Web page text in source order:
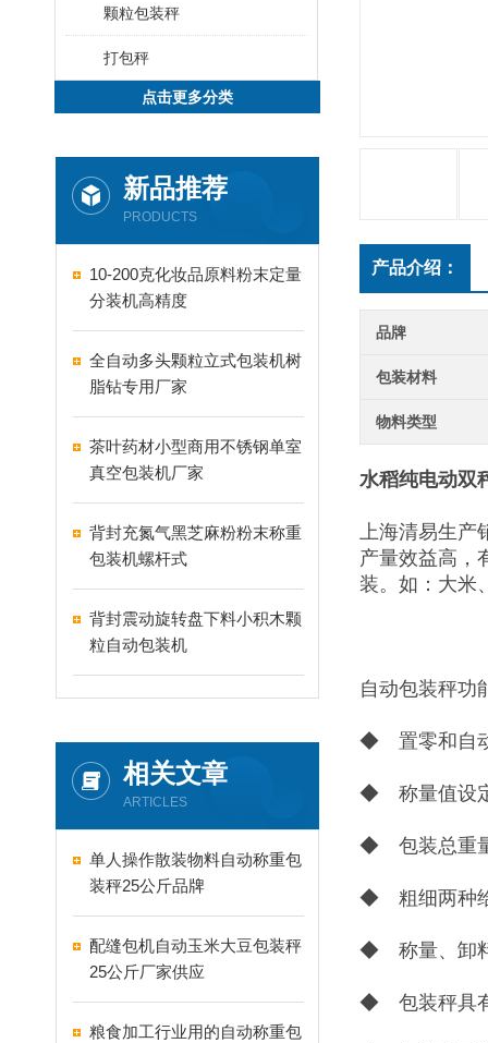
颗粒包装秤
打包秤
点击更多分类
新品推荐
PRODUCTS
10-200克化妆品原料粉末定量
分装机高精度
全自动多头颗粒立式包装机树
脂钻专用厂家
茶叶药材小型商用不锈钢单室
真空包装机厂家
背封充氮气黑芝麻粉粉末称重
包装机螺杆式
背封震动旋转盘下料小积木颗
粒自动包装机
相关文章
ARTICLES
单人操作散装物料自动称重包
装秤25公斤品牌
配缝包机自动玉米大豆包装秤
25公斤厂家供应
粮食加工行业用的自动称重包
产品介绍：
品牌
包装材料
物料类型
水稻纯电动双
上海清易生产
产量效益高，
装。如：大米
自动包装秤功
◆ 置零和自
◆ 称量值设
◆ 包装总重
◆ 粗细两种
◆ 称量、卸料
◆ 包装秤具